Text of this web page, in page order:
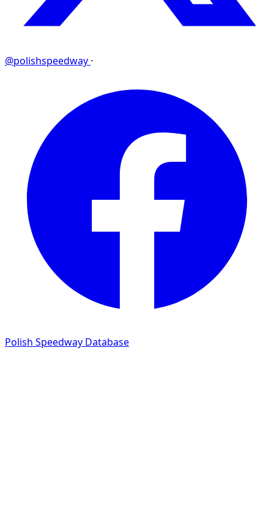
@polishspeedway ·
Polish Speedway Database